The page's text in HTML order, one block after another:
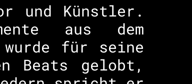
und Künstler.
aus dem
wurde für seine
Beats gelobt,